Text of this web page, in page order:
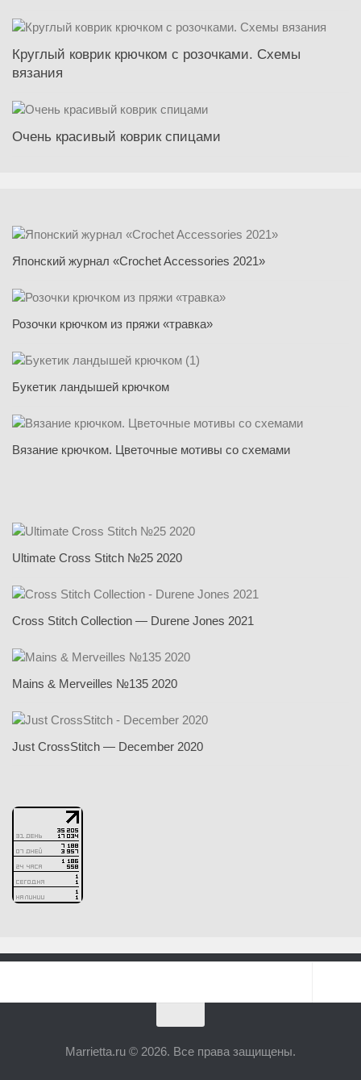
Круглый коврик крючком с розочками. Схемы
вязания
Очень красивый коврик спицами
Японский журнал «Crochet Accessories 2021»
Розочки крючком из пряжи «травка»
Букетик ландышей крючком
Вязание крючком. Цветочные мотивы со схемами
Ultimate Cross Stitch №25 2020
Cross Stitch Collection — Durene Jones 2021
Mains & Merveilles №135 2020
Just CrossStitch — December 2020
Marrietta.ru © 2026. Все права защищены.